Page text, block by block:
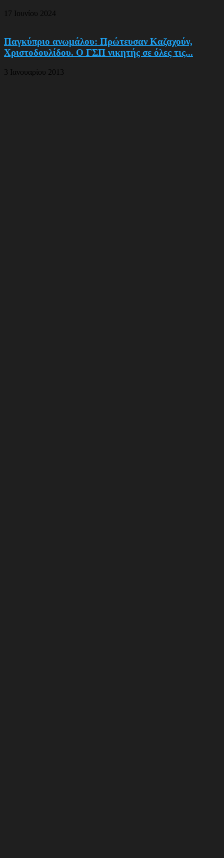
17 Ιουνίου 2024
Παγκύπριο ανωμάλου: Πρώτευσαν Καζαχούν,
Χριστοδουλίδου. Ο ΓΣΠ νικητής σε όλες τις...
3 Ιανουαρίου 2013